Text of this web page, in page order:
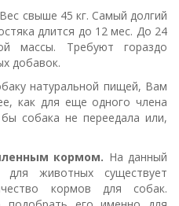
Вес свыше 45 кг. Самый долгий
длится до 12 мес. До 24
массы. Требуют гораздо
добавок.
натуральной пищей, Вам
как для еще одного члена
собака не переедала или,
кормом. На данный
животных существует
кормов для собак.